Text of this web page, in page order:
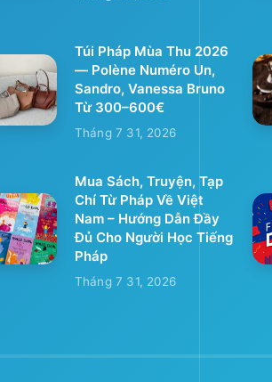
Túi Pháp Mùa Thu 2026
— Polène Numéro Un,
Sandro, Vanessa Bruno
Từ 300–600€
Tháng 7 31, 2026
Mua Sách, Truyện, Tạp
Chí Từ Pháp Về Việt
Nam – Hướng Dẫn Đầy
Đủ Cho Người Học Tiếng
Pháp
Tháng 7 31, 2026